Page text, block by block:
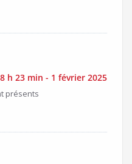
h 23 min - 1 février 2025
présents